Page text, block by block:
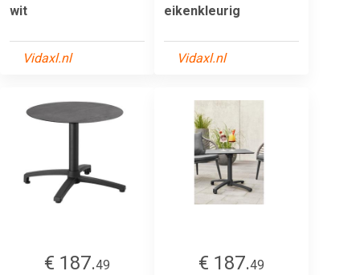
wit
Vidaxl.nl
eikenkleurig
Vidaxl.nl
€ 187.49
€ 187.49